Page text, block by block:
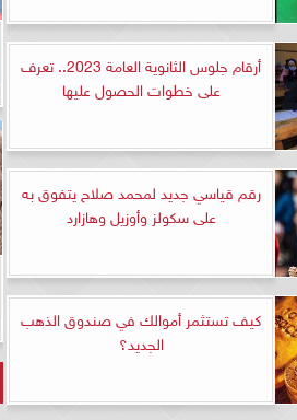
أرقام جلوس الثانوية العامة 2023.. تعرف
على خطوات الحصول عليها
رقم قياسي جديد لمحمد صلاح يتفوق به
على سكولز وأوزيل وهازارد
كيف تستثمر أموالك في صندوق الذهب
الجديد؟